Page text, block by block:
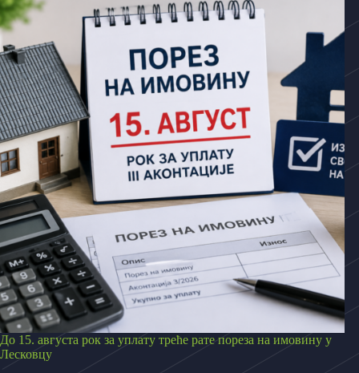
До 15. августа рок за уплату треће рате пореза на имовину у
Лесковцу